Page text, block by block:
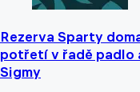
Rezerva Sparty
potřetí v řadě padlo
Sigmy